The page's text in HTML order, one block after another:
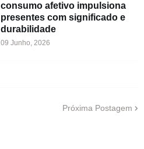
consumo afetivo impulsiona
presentes com significado e
durabilidade
09 Junho, 2026
Próxima Postagem